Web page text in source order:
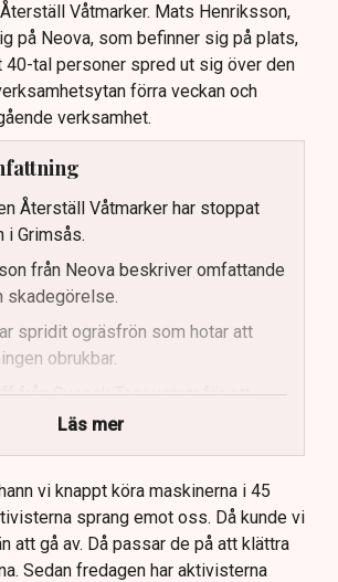
Våtmarker. Mats Henriksson,
på Neova, som befinner sig på plats,
40-tal personer spred ut sig över den
förra veckan och
verksamhet.
Återställ Våtmarker har stoppat
i Grimsås.
från Neova beskriver omfattande
skadegörelse.
spridit ogräsfrön som hotar att
obrukbar.
från Svensk Torv varnar för ett
sabotage.
plats står maktlös inför
om finansiering av illegal aktivism.
Läs mer
vi knappt köra maskinerna i 45
sprang emot oss. Då kunde vi
att gå av. Då passar de på att klättra
Sedan fredagen har aktivisterna